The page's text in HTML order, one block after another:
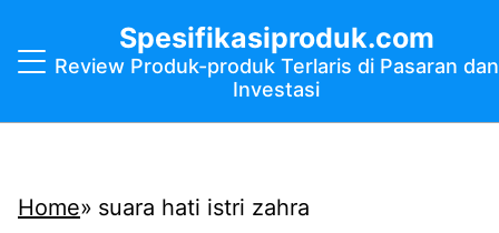
Spesifikasiproduk.com
Review Produk-produk Terlaris di Pasaran dan
Investasi
Home suara hati istri zahra